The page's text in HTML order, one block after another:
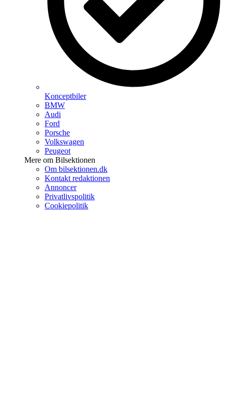
Konceptbiler
BMW
Audi
Ford
Porsche
Volkswagen
Peugeot
Mere om Bilsektionen
Om bilsektionen.dk
Kontakt redaktionen
Annoncer
Privatlivspolitik
Cookiepolitik